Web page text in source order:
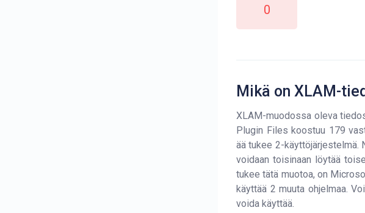
0
Mikä on XLAM-
XLAM-muodossa oleva
Plugin Files koostuu 179
ää tukee 2-käyttöjärjestelmä.
voidaan toisinaan löytää
tukee tätä muotoa, on
käyttää 2 muuta ohjelmaa.
voida käyttää.